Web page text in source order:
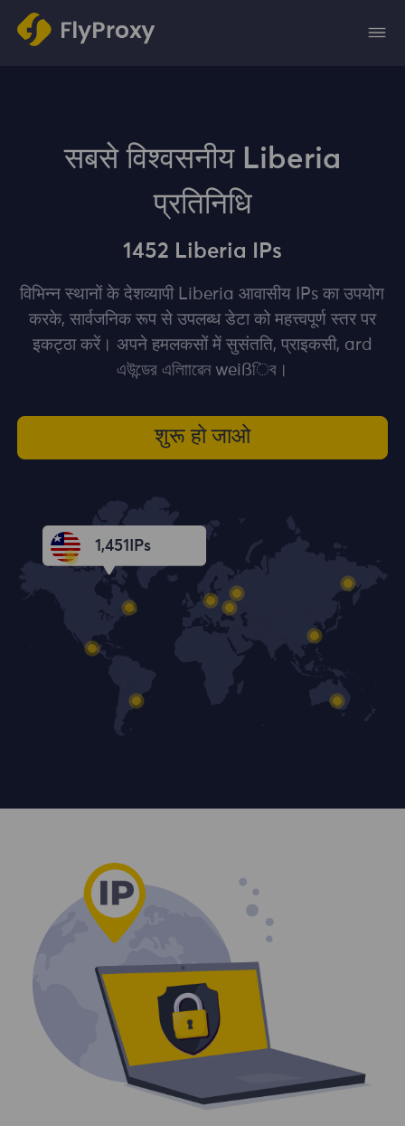
सबसे विश्वसनीय Liberia
प्रतिनिधि
1452 Liberia IPs
विभिन्न स्थानों के देशव्यापी Liberia आवासीय IPs का उपयोग
करके, सार्वजनिक रूप से उपलब्ध डेटा को महत्त्वपूर्ण स्‍तर पर
इकट्‍ठा करें। अपने हमलकसों में सुसंतति, प्राइकसी, ard
এউন্ডের এলািাৱেন weißিব।
शुरू हो जाओ
1,452 IPs